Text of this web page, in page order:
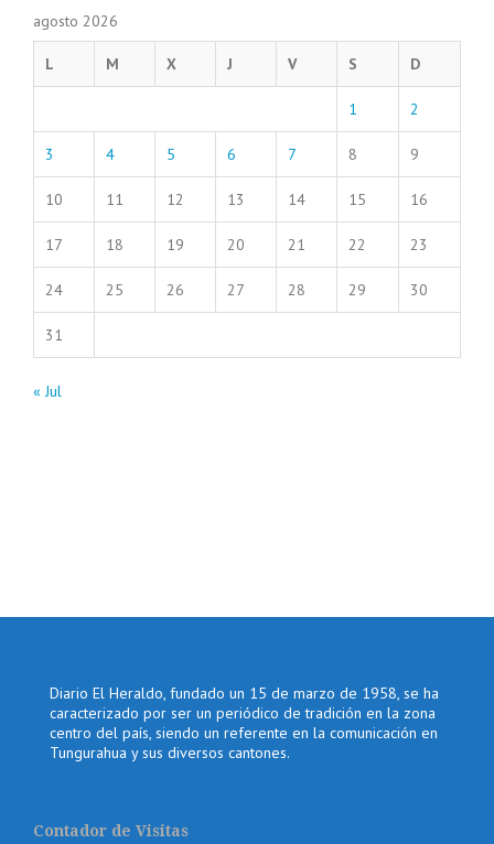
agosto 2026
L M X J V S D
1 2
3 4 5 6 7 8 9
10 11 12 13 14 15 16
17 18 19 20 21 22 23
24 25 26 27 28 29 30
31
« Jul
Diario El Heraldo, fundado un 15 de marzo de 1958, se ha
caracterizado por ser un periódico de tradición en la zona
centro del país, siendo un referente en la comunicación en
Tungurahua y sus diversos cantones.
Contador de Visitas